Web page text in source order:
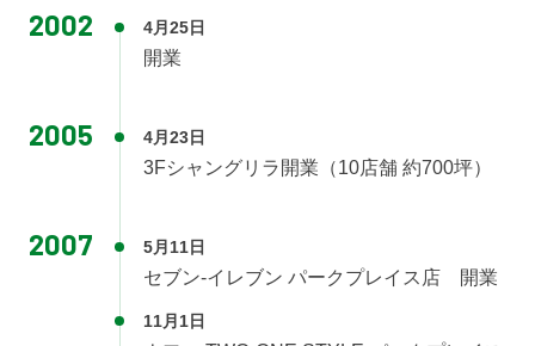
2002 4月25日
開業
2005 4月23日
3Fシャングリラ開業（10店舗 約700坪）
2007 5月11日
セブン-イレブン パークプレイス店 開業
11月1日